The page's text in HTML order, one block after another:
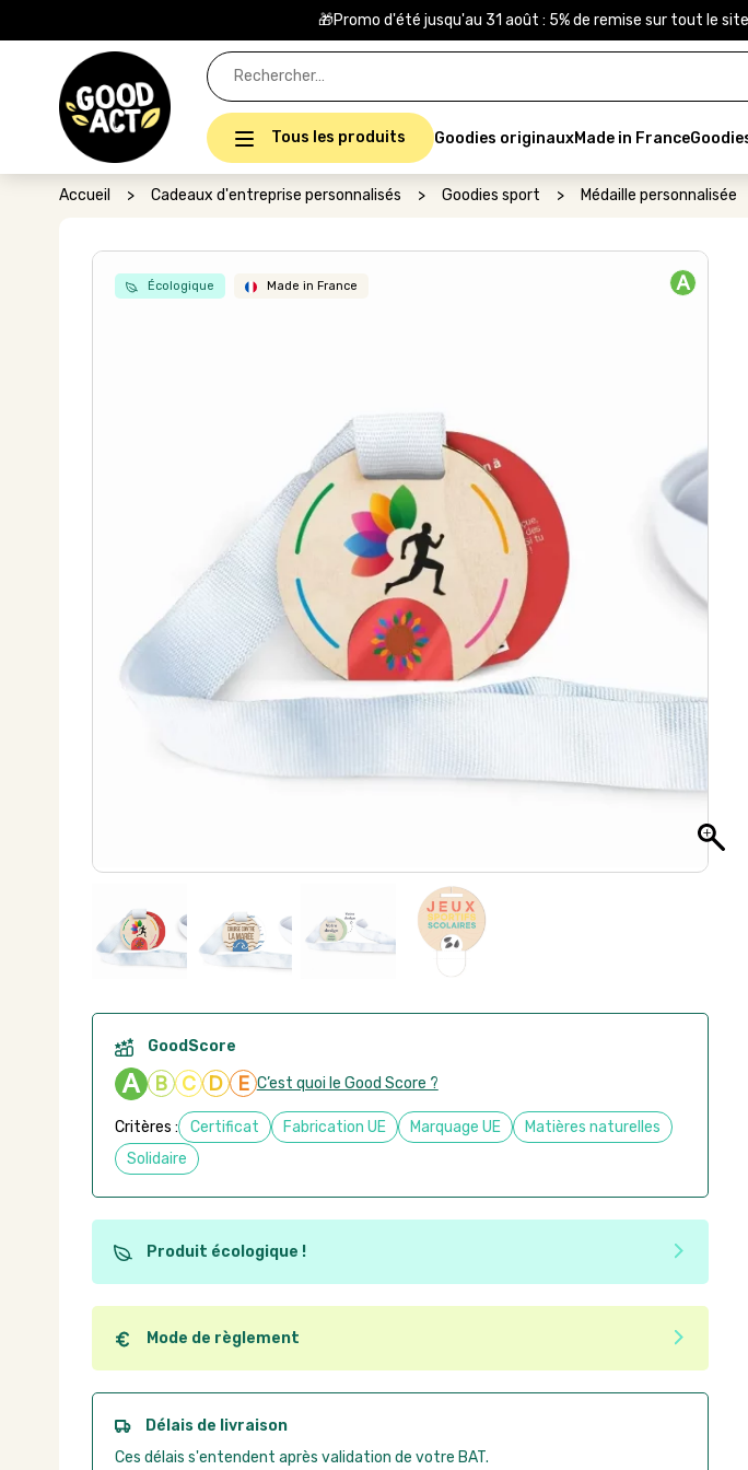
🎁Promo d'été jusqu'au 31 août : 5% de remise sur tout le
Rechercher :
Tous les produits Goodies originauxMade in France
Accueil > Cadeaux d'entreprise personnalisés > Goodies sport > Médaille personnalisée
Écologique Made in France A
GoodScore
A B C D E C’est quoi le Good Score ?
Critères : Certificat Fabrication UE Marquage UE
Matières naturelles
Solidaire
Produit écologique !
Ce produit est éco-conçu, il a été fabriqué à partir de matériaux recyclés ou
recyclables. Ces produits peuvent plus facilement obtenir une seconde vie après
utilisation. L'origine de fabrication du produit n'entre pas dans les critères d'éco-
conception.
Mode de règlement
Quel que soit le mode de règlement, vous pouvez passer commande en ligne sur
Good Act.
Paiement CB :paiement sécurisé par carte bancaire
Virement bancaire :
règlement sur facture après la commande
Délais de livraison
Ces délais s'entendent après validation de votre BAT.